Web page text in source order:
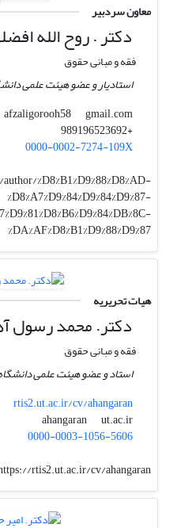
معاون سردبیر
دکتر . روح الله
فقه و مبانی حقوق
استادیار و عضو هیئت علمی
afzaligorooh58
gmail.com
+989196523692
0000-0002-7274-109X
%D8%B1%D9%88%D8%AD-
%D8%A7%D9%84%D9%84%D9%87-
%DA%AF%D8%B1%D9%88%D9%87
هیات تحریریه
دکتر. محمد رسول
فقه و مبانی حقوق
استاد و عضو هیئت علمی
rtis2.ut.ac.ir/cv/ahangaran
ahangaran
ut.ac.ir
0000-0003-1056-5606
rtis2.ut.ac.ir/cv/ahangaran